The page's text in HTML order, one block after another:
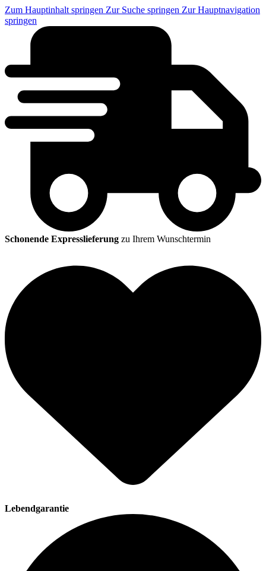
Zum Hauptinhalt springen Zur Suche springen Zur Hauptnavigation
springen
Schonende Expresslieferung zu Ihrem Wunschtermin
Lebendgarantie